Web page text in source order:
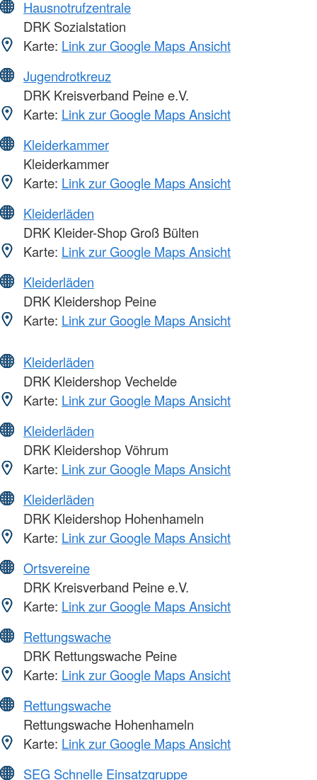
Hausnotrufzentrale
DRK Sozialstation
Karte: Link zur Google Maps Ansicht
Jugendrotkreuz
DRK Kreisverband Peine e.V.
Karte: Link zur Google Maps Ansicht
Kleiderkammer
Kleiderkammer
Karte: Link zur Google Maps Ansicht
Kleiderläden
DRK Kleider-Shop Groß Bülten
Karte: Link zur Google Maps Ansicht
Kleiderläden
DRK Kleidershop Peine
Karte: Link zur Google Maps Ansicht
Kleiderläden
DRK Kleidershop Vechelde
Karte: Link zur Google Maps Ansicht
Kleiderläden
DRK Kleidershop Vöhrum
Karte: Link zur Google Maps Ansicht
Kleiderläden
DRK Kleidershop Hohenhameln
Karte: Link zur Google Maps Ansicht
Ortsvereine
DRK Kreisverband Peine e.V.
Karte: Link zur Google Maps Ansicht
Rettungswache
DRK Rettungswache Peine
Karte: Link zur Google Maps Ansicht
Rettungswache
Rettungswache Hohenhameln
Karte: Link zur Google Maps Ansicht
SEG Schnelle Einsatzgruppe